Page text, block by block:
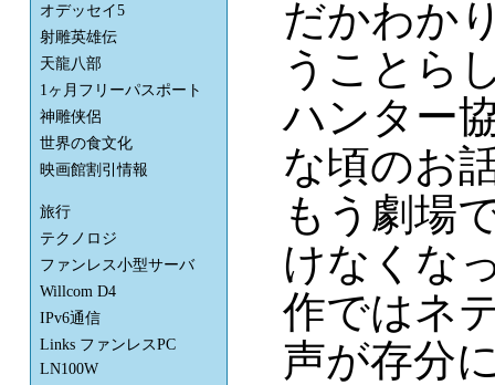
だかわか
うことら
ハンター
な頃のお
もう劇場
けなくな
作ではネ
声が存分
オデッセイ5
射雕英雄伝
天龍八部
1ヶ月フリーパスポート
神雕侠侶
世界の食文化
映画館割引情報
旅行
テクノロジ
ファンレス小型サーバ
Willcom D4
IPv6通信
Links ファンレスPC
LN100W